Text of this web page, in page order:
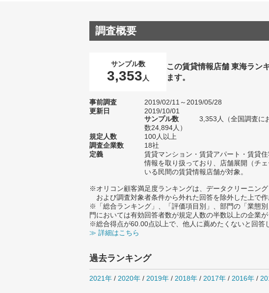
調査概要
サンプル数
3,353 人
この賃貸情報店舗 東海ラン
ます。
事前調査
2019/02/11～2019/05/28
更新日
2019/10/01
サンプル数
3,353人（全国調査に
数24,894人）
規定人数
100人以上
調査企業数
18社
定義
賃貸マンション・賃貸アパート・賃貸
情報を取り扱っており、店舗展開（チ
いる民間の賃貸情報店舗が対象。
※オリコン顧客満足度ランキングは、データクリーニン
および調査対象者条件から外れた回答を除外した上で作
※「総合ランキング」、「評価項目別」、部門の「業態
門においては有効回答者数が規定人数の半数以上の企業が
※総合得点が60.00点以上で、他人に薦めたくないと回答
≫ 詳細はこちら
過去ランキング
2021年 / 2020年 / 2019年 / 2018年 / 2017年 / 2016年 /